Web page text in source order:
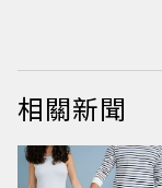
相關新聞